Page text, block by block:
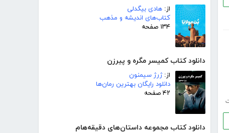
از: هادی بیگدلی
کتاب‌های اندیشه و مذهب
۱۳۴ صفحه
دانلود کتاب کمیسر مگره و پیرزن
از:ژرژ سیمنون
دانلود رایگان بهترین رمان‌ها
۴۲ صفحه
دانلود کتاب مجموعه داستان‌های دقیقه‌هام